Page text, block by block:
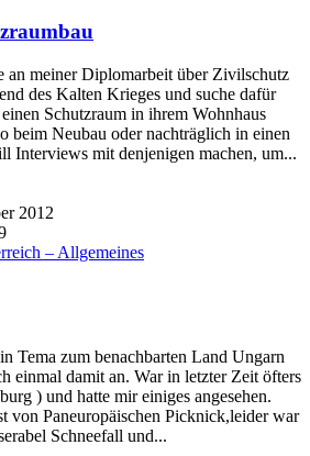
an meiner Diplomarbeit über Zivilschutz
des Kalten Krieges und suche dafür
Schutzraum in ihrem Wohnhaus
beim Neubau oder nachträglich in einen
Interviews mit denjenigen machen, um...
2012
– Allgemeines
Tema zum benachbarten Land Ungarn
einmal damit an. War in letzter Zeit öfters
) und hatte mir einiges angesehen.
von Paneuropäischen Picknick,leider war
Schneefall und...